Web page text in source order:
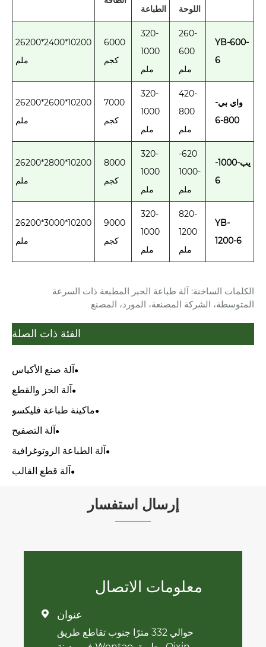
اللوحة الطباعة
YB-600-
6
260-
600
ملم
320-
1000
ملم
6000
كجم
10200*2400*26200
ملم
واي بي-
800-6
420-
800
ملم
320-
1000
ملم
7000
كجم
10200*2600*26200
ملم
يب-1000-
6
620-
-1000
ملم
320-
1000
ملم
8000
كجم
10200*2800*26200
ملم
YB-
1200-6
820-
1200
ملم
320-
1000
ملم
9000
كجم
10200*3000*26200
ملم
الكلمات الساخنة: آلة طباعة الحبر المطبعة ذات السرعة
المتوسطة، الشركة المصنعة، المورد، المصنع
الفئة ذات الصلة
آلة صنع الأكياس
آلة الحز والقطع
ماكينة طباعة فليكسو
آلة التصفيح
آلة الطباعة الروتوغرافية
آلة قطع القالب
إرسال استفسار
معلومات الاتصال
 عنوان
حوالي 332 مترًا جنوب تقاطع طريق